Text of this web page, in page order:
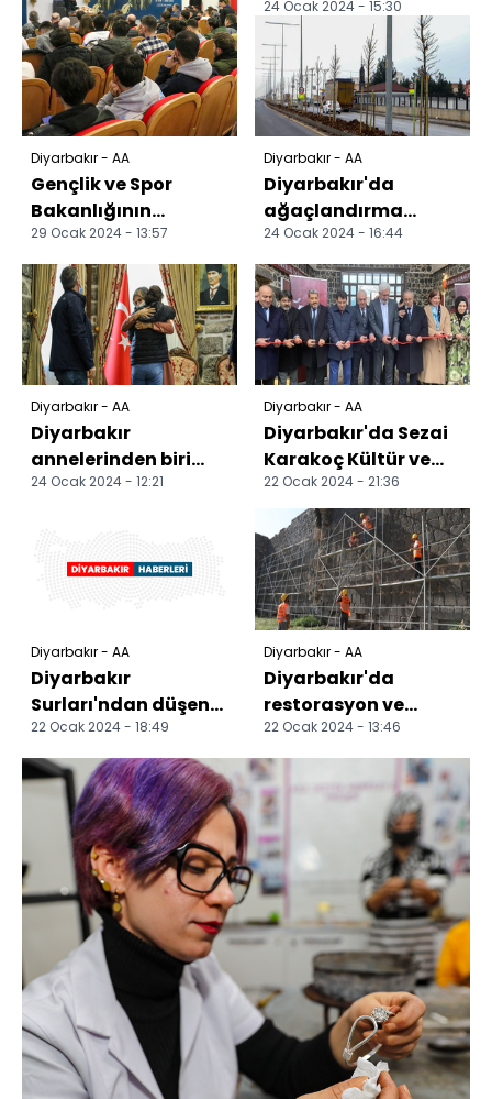
Diyarbakır - AA
Gençlik ve Spor
Bakanlığının
Diyarbakır'daki
tematik kış kampı
başladı
29 Ocak 2024 - 13:57
sürüyor
24 Ocak 2024 - 15:30
Diyarbakır - AA
Diyarbakır'da
ağaçlandırma
çalışmaları sürüyor
24 Ocak 2024 - 16:44
Diyarbakır - AA
Diyarbakır
annelerinden biri
daha evladına
24 Ocak 2024 - 12:21
Diyarbakır - AA
Diyarbakır'da Sezai
Karakoç Kültür ve
Edebiyat Evi'nin
açılışı yapıldı
22 Ocak 2024 - 21:36
Diyarbakır - AA
Diyarbakır
Surları'ndan düşen
genç kız yaralandı
22 Ocak 2024 - 18:49
Diyarbakır - AA
Diyarbakır'da
restorasyon ve
kentsel dönüşüm
çalışmaları sürüyor
22 Ocak 2024 - 13:46